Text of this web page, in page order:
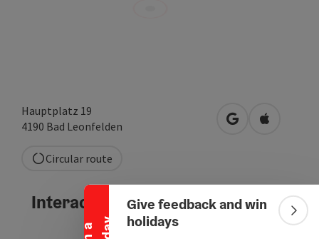
Collapse banner
Give feedback and win
holidays
Hauptplatz 19
4190 Bad Leonfelden open in Google
Open in
Circular route
Interactive elevation profile